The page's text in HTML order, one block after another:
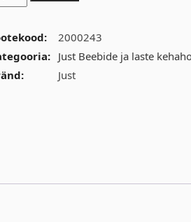
2000243
Just Beebide ja laste
Just